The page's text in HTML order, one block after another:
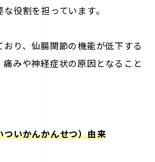
役割を担っています。
り、仙腸関節の機能が低下する
みや神経症状の原因となること
いかんかんせつ）由来